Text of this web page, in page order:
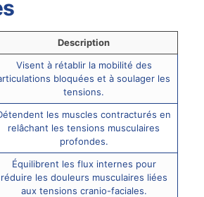
Description
Visent à rétablir la mobilité des
bloquées et à soulager les
tensions.
les muscles contracturés en
relâchant les tensions musculaires
profondes.
Équilibrent les flux internes pour
réduire les douleurs musculaires liées
aux tensions cranio-faciales.